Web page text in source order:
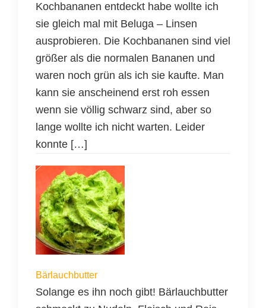
Kochbananen entdeckt habe wollte ich
sie gleich mal mit Beluga – Linsen
ausprobieren. Die Kochbananen sind viel
größer als die normalen Bananen und
waren noch grün als ich sie kaufte. Man
kann sie anscheinend erst roh essen
wenn sie völlig schwarz sind, aber so
lange wollte ich nicht warten. Leider
konnte […]
Bärlauchbutter
Solange es ihn noch gibt! Bärlauchbutter